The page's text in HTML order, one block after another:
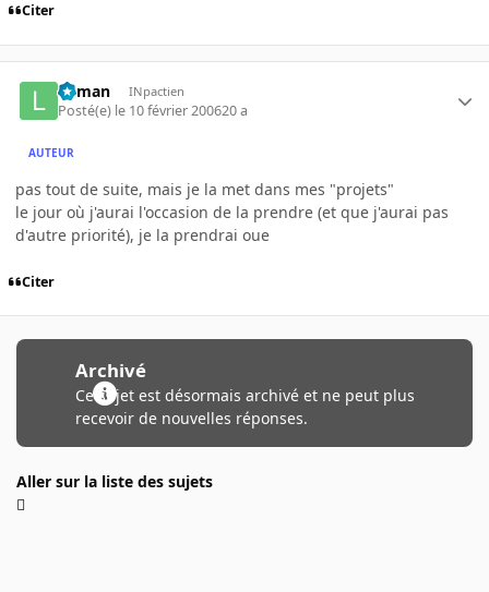
Citer
lolman INpactien
Posté(e) le 10 février 200620 a
AUTEUR
pas tout de suite, mais je la met dans mes "projets"
le jour où j'aurai l'occasion de la prendre (et que j'aurai pas
d'autre priorité), je la prendrai oue
Citer
Archivé
Ce sujet est désormais archivé et ne peut plus
recevoir de nouvelles réponses.
Aller sur la liste des sujets